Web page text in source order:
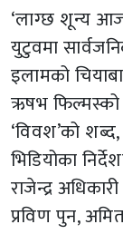
‘लाग्छ शून्य
युटुवमा
इलामको
ऋषभ फिल्मस्को
‘विवश’को
भिडियोका
राजेन्द्र
प्रविण पुन,